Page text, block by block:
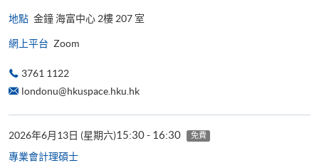
地點 金鐘 海富中心 2樓 207 室
網上平台 Zoom
3761 1122
londonu@hkuspace.hku.hk
2026年6月13日 (星期六)15:30 - 16:30 免費
專業會計理碩士